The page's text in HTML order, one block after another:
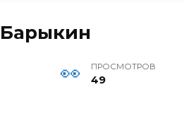
ПРОСМОТРОВ
49